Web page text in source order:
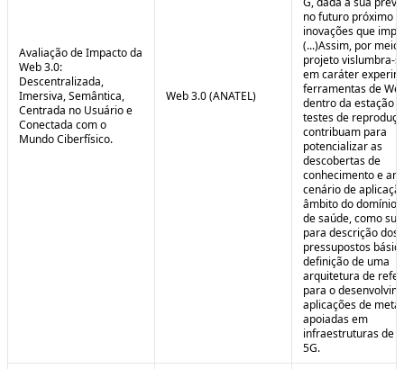
Avaliação de Impacto da
Web 3.0:
Descentralizada,
Imersiva, Semântica,
Centrada no Usuário e
Conectada com o
Mundo Ciberfísico.
Web 3.0 (ANATEL)
no futuro próximo
inovações que
(...)Assim, por meio
projeto vislumbra-
em caráter
ferramentas de
dentro da estação
testes de
contribuam para
potencializar as
descobertas de
conhecimento e
cenário de
âmbito do domínio
de saúde, como
para descrição dos
pressupostos
definição de uma
arquitetura de
para o
aplicações de
apoiadas em
infraestruturas de
5G.